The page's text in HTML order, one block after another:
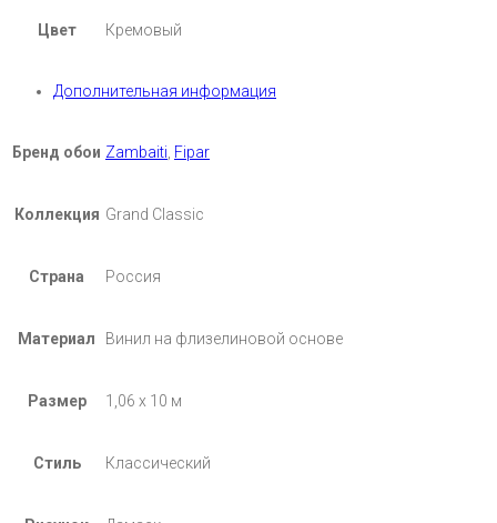
Цвет Кремовый
Дополнительная информация
Бренд обои Zambaiti Fipar
Коллекция Grand Classic
Страна Россия
Материал Винил на флизелиновой основе
Размер 1,06 х 10 м
Стиль Классический